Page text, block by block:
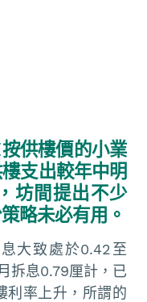
供樓價的小業
支出較年中明
坊間提出不少
略未必有用。
大致處於0.42至
拆息0.79厘計，已
利率上升，所謂的